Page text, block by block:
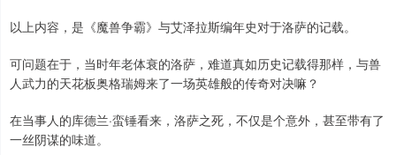
以上内容，是《魔兽争霸》与艾泽拉斯编年史对于洛萨的记载。
可问题在于，当时年老体衰的洛萨，难道真如历史记载得那样，与兽
人武力的天花板奥格瑞姆来了一场英雄般的传奇对决嘛？
在当事人的库德兰·蛮锤看来，洛萨之死，不仅是个意外，甚至带有了
一丝阴谋的味道。